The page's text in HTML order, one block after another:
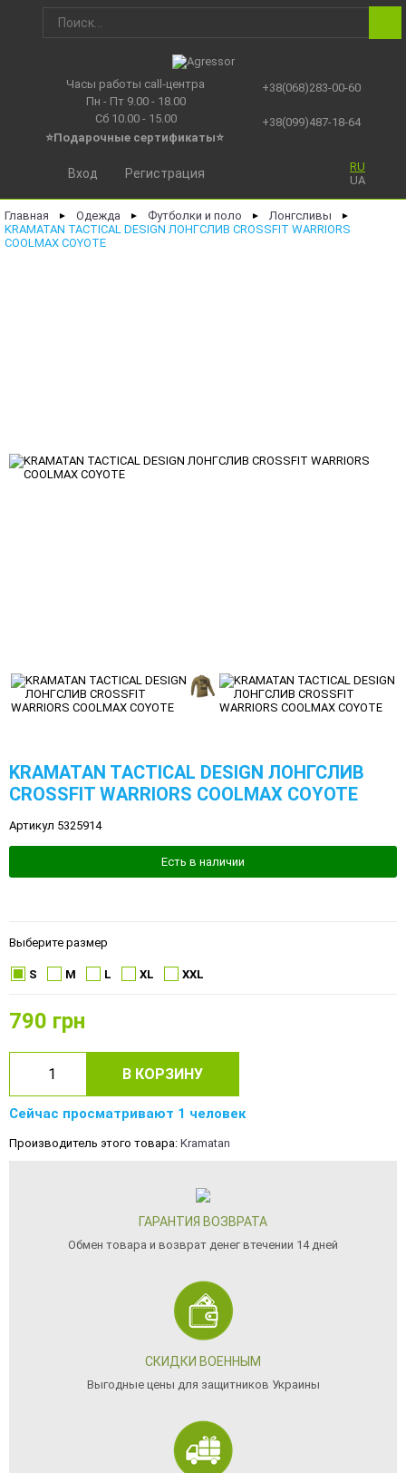
Часы работы call-центра
Пн - Пт 9.00 - 18.00
Сб 10.00 - 15.00
⭐Подарочные сертификаты⭐
+38(068)283-00-60
+38(099)487-18-64
RU
UA
Вход Регистрация
Главная ► Одежда ► Футболки и поло ► Лонгсливы ►
KRAMATAN TACTICAL DESIGN ЛОНГСЛИВ CROSSFIT WARRIORS
COOLMAX COYOTE
KRAMATAN TACTICAL DESIGN ЛОНГСЛИВ
CROSSFIT WARRIORS COOLMAX COYOTE
Артикул 5325914
Есть в наличии
Выберите размер
S M L XL XXL
790 грн
В КОРЗИНУ
Сейчас просматривают 1 человек
Производитель этого товара: Kramatan
ГАРАНТИЯ ВОЗВРАТА
Обмен товара и возврат денег втечении 14 дней
СКИДКИ ВОЕННЫМ
Выгодные цены для защитников Украины